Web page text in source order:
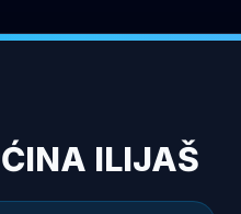
ILIJAŠ